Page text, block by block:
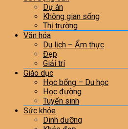
Dự án
Không gian sống
Thị trường
Văn hóa
Du lịch – Ẩm thực
Đẹp
Giải trí
Giáo dục
Học bổng – Du học
Học đường
Tuyển sinh
Sức khỏe
Dinh dưỡng